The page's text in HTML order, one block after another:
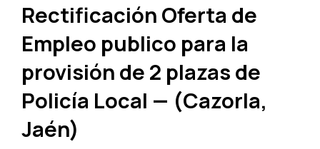
Rectificación Oferta de
Empleo publico para la
provisión de 2 plazas de
Policía Local — (Cazorla,
Jaén)